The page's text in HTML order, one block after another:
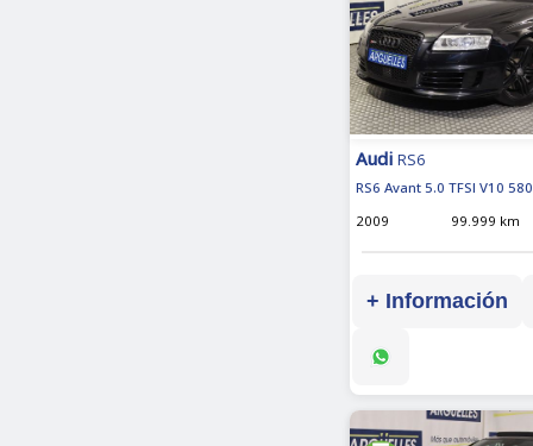
Audi RS6
RS6 Avant 5.0 TFSI V10
2009
99.999 km
+ Información